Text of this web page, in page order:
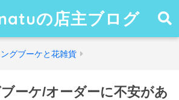
の店主ブログ
グブーケと花雑貨
ーケ/オーダーに不安があ